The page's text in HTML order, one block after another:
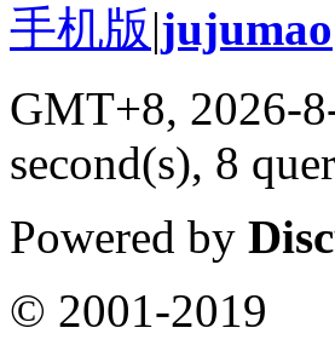
手机版|jujumao
GMT+8, 2026-
second(s), 8
Powered by
© 2001-2019